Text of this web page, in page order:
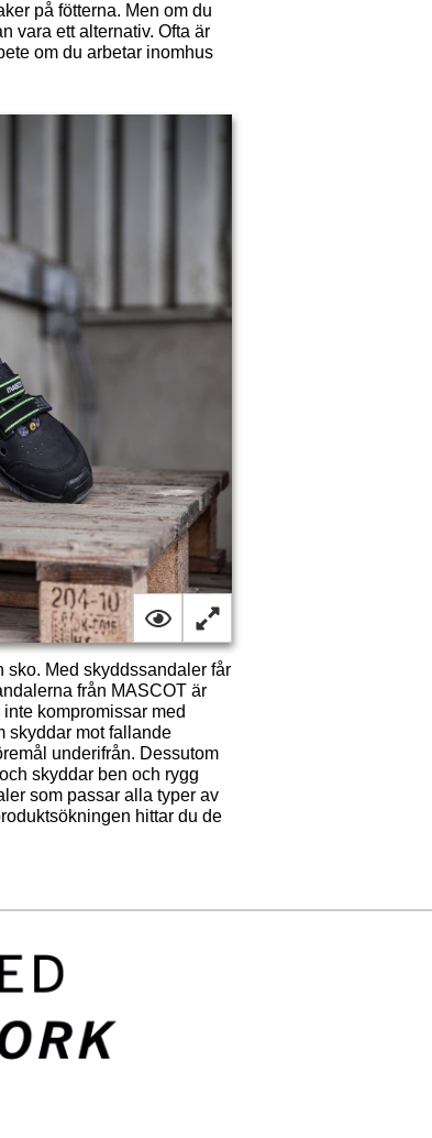
på fötterna. Men om du
vara ett alternativ. Ofta är
om du arbetar inomhus
sko. Med skyddssandaler får
från MASCOT är
kompromissar med
skyddar mot fallande
underifrån. Dessutom
skyddar ben och rygg
som passar alla typer av
hittar du de